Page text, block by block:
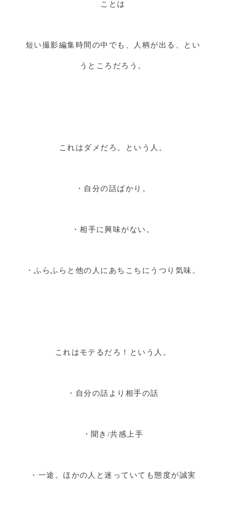
ことは
短い撮影編集時間の中でも、人柄が出る、とい
うところだろう。
これはダメだろ。という人。
・自分の話ばかり。
・相手に興味がない。
・ふらふらと他の人にあちこちにうつり気味。
これはモテるだろ！という人。
・自分の話より相手の話
・聞き/共感上手
・一途。ほかの人と迷っていても態度が誠実